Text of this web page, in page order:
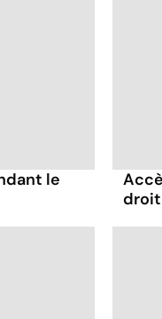
le
droit